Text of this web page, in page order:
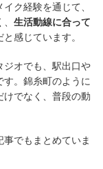
ク経験を通じて、
生活動線に合って
感じています。
ジオでも、駅出口や
。錦糸町のように
でなく、普段の動
でもまとめていま